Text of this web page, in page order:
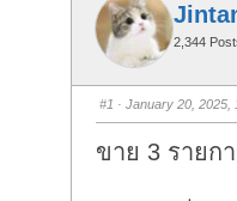
2,344
#1 · January 20, 2025,
ขาย 3 รายก